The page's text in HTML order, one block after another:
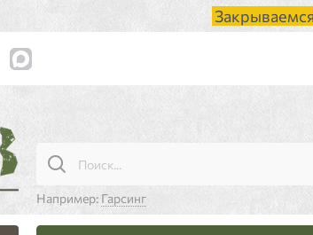
Например: Гарсинг